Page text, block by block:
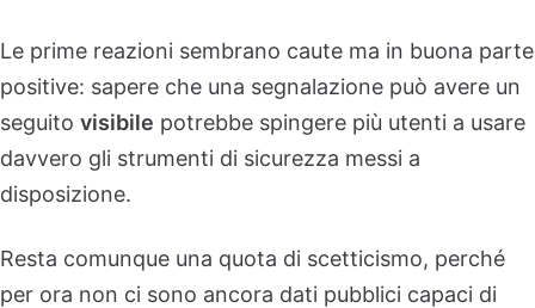
Le prime reazioni sembrano caute ma in buona parte
positive: sapere che una segnalazione può avere un
seguito visibile potrebbe spingere più utenti a usare
davvero gli strumenti di sicurezza messi a
disposizione.
Resta comunque una quota di scetticismo, perché
per ora non ci sono ancora dati pubblici capaci di